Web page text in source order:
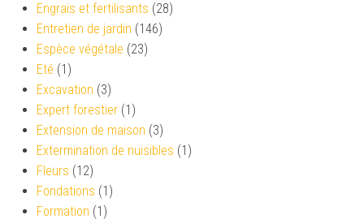
Engrais et fertilisants (28)
Entretien de jardin (146)
Espèce végétale (23)
Eté (1)
Excavation (3)
Expert forestier (1)
Extension de maison (3)
Extermination de nuisibles (1)
Fleurs (12)
Fondations (1)
Formation (1)